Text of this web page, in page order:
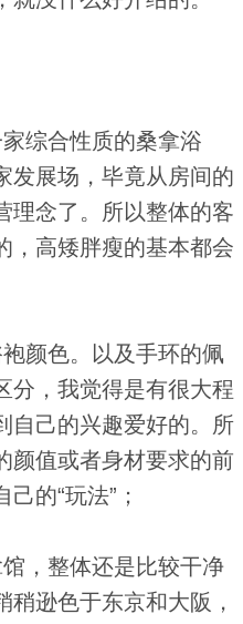
综合性质的桑拿浴
发展场，毕竟从房间的
理念了。所以整体的客
，高矮胖瘦的基本都会
颜色。以及手环的佩
分，我觉得是有很大程
自己的兴趣爱好的。所
颜值或者身材要求的前
的“玩法”；
，整体还是比较干净
逊色于东京和大阪，